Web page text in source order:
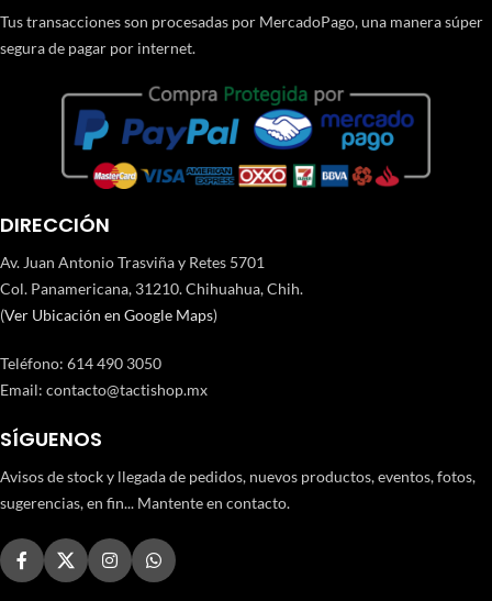
Tus transacciones son procesadas por MercadoPago, una manera súper
segura de pagar por internet.
DIRECCIÓN
Av. Juan Antonio Trasviña y Retes 5701
Col. Panamericana, 31210. Chihuahua, Chih.
(Ver Ubicación en Google Maps)
Teléfono: 614 490 3050
Email: contacto@tactishop.mx
SÍGUENOS
Avisos de stock y llegada de pedidos, nuevos productos, eventos, fotos,
sugerencias, en fin... Mantente en contacto.